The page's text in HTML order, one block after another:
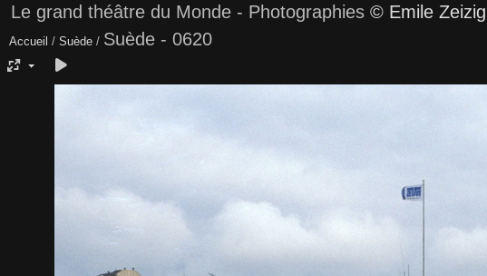
Le grand théâtre du Monde - Photographies © Emile Zeizig
Accueil / Suède / Suède - 0620